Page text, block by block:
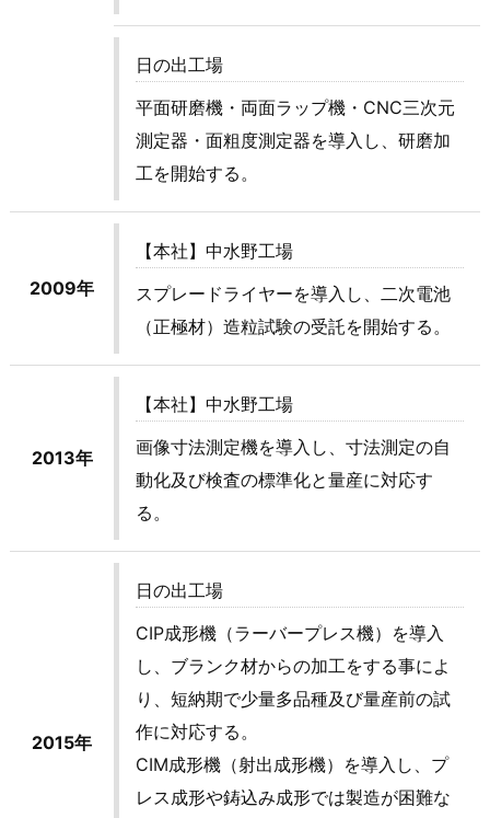
日の出工場
平面研磨機・両面ラップ機・CNC三次元
測定器・面粗度測定器を導入し、研磨加
工を開始する。
2009年
【本社】中水野工場
スプレードライヤーを導入し、二次電池
（正極材）造粒試験の受託を開始する。
2013年
【本社】中水野工場
画像寸法測定機を導入し、寸法測定の自
動化及び検査の標準化と量産に対応す
る。
2015年
日の出工場
CIP成形機（ラーバープレス機）を導入
し、ブランク材からの加工をする事によ
り、短納期で少量多品種及び量産前の試
作に対応する。
CIM成形機（射出成形機）を導入し、プ
レス成形や鋳込み成形では製造が困難な